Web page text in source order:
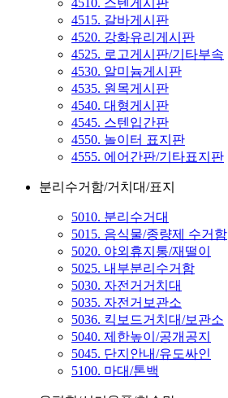
4515. 갈바게시판
4520. 강화유리게시판
4525. 로고게시판/기타부속
4530. 알미늄게시판
4535. 원목게시판
4540. 대형게시판
4545. 스텐입간판
4550. 놀이터 표지판
4555. 에어간판/기타표지판
분리수거함/거치대/표지
5010. 분리수거대
5015. 음식물/종량제 수거함
5020. 야외휴지통/재떨이
5025. 내부분리수거함
5030. 자전거거치대
5035. 자전거보관소
5036. 킥보드거치대/보관소
5040. 제한높이/공개공지
5045. 단지안내/유도싸인
5100. 마대/톤백